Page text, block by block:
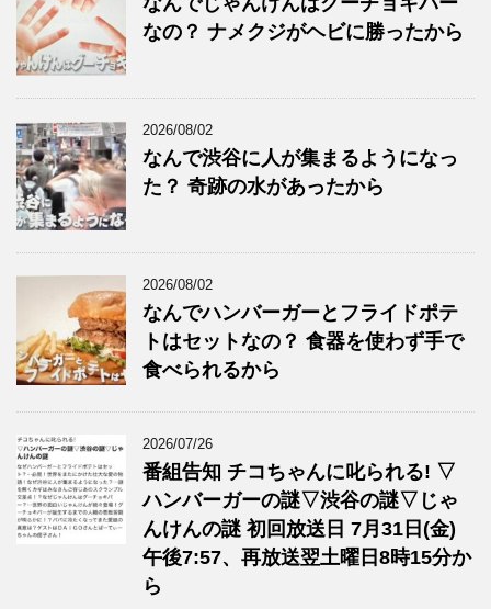
なの？ ナメクジがヘビに勝ったから
2026/08/02
なんで渋谷に人が集まるようになっ
た？ 奇跡の水があったから
2026/08/02
なんでハンバーガーとフライドポテ
トはセットなの？ 食器を使わず手で
食べられるから
2026/07/26
番組告知 チコちゃんに叱られる! ▽
ハンバーガーの謎▽渋谷の謎▽じゃ
んけんの謎 初回放送日 7月31日(金)
午後7:57、再放送翌土曜日8時15分か
ら